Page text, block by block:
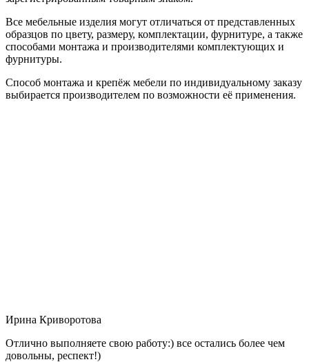
Все мебельные изделия могут отличаться от представленных
образцов по цвету, размеру, комплектации, фурнитуре, а также
способами монтажа и производителями комплектующих и
фурнитуры.
Способ монтажа и крепёж мебели по индивидуальному заказу
выбирается производителем по возможности её применения.
Ирина Криворотова
Отлично выполняете свою работу:) все остались более чем
довольны, респект!)